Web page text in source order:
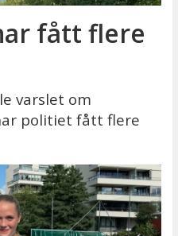
fått flere
varslet om
politiet fått flere